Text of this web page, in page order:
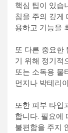
핵심 팁이 있습
침을 주의 깊게
용하고 기능을
또 다른 중요한
기 위해 정기적
또는 소독용 물
먼지나 박테리
또한 피부 타입
합니다. 필요에
불편함을 주지